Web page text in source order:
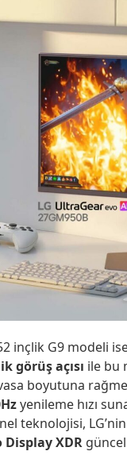
inçlik G9 modeli
görüş açısı ile bu
boyutuna
yenileme hızı
teknolojisi,
Display XDR